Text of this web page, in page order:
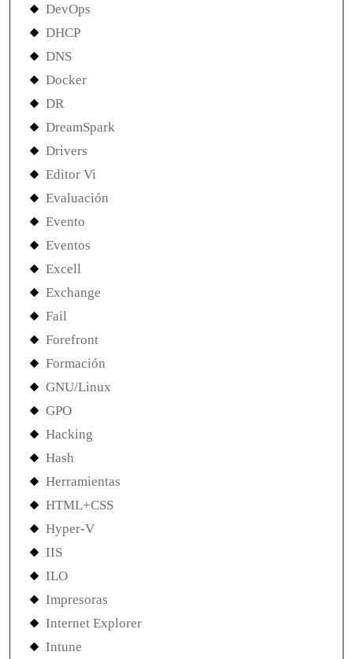
DevOps
DHCP
DNS
Docker
DR
DreamSpark
Drivers
Editor Vi
Evaluación
Evento
Eventos
Excell
Exchange
Fail
Forefront
Formación
GNU/Linux
GPO
Hacking
Hash
Herramientas
HTML+CSS
Hyper-V
IIS
ILO
Impresoras
Internet Explorer
Intune